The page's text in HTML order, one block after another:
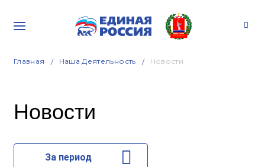
Главная Наша Деятельность Новости
Новости
За период